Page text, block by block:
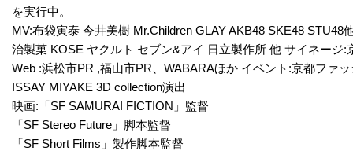
を実行中。
MV:布袋寅泰 今井美樹 Mr.Children GLAY AKB48 SKE48
治製菓 KOSE ヤクルト セブン&アイ 日立製作所 他 サイネー
Web :浜松市PR ,福山市PR、WABARAほか イベント:京都ファ
ISSAY MIYAKE 3D collection演出
映画:「SF SAMURAI FICTION」監督
「SF Stereo Future」脚本監督
「SF Short Films」製作脚本監督